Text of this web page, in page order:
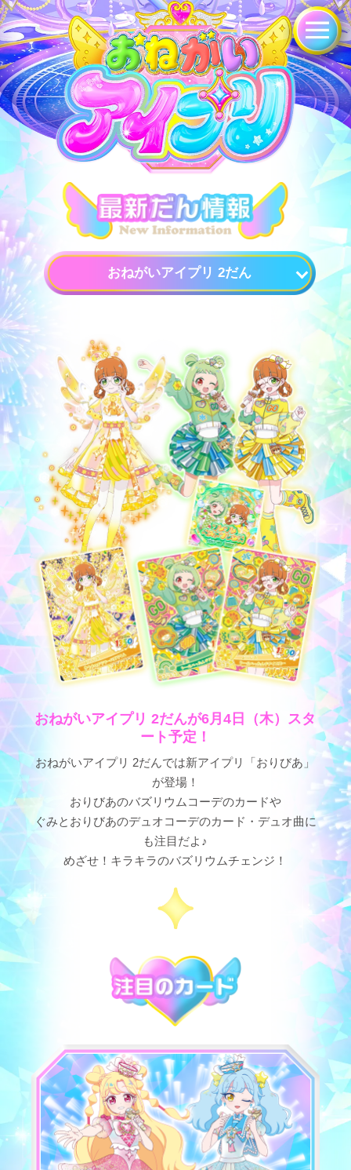
おねがいアイプリ 2だん
おねがいアイプリ 1だん
おねがいアイプリ 2だんが6月4日（木）スタ
ート予定！
おねがいアイプリ 2だんでは新アイプリ「おりびあ」
が登場！
おりびあのバズリウムコーデのカードや
ぐみとおりびあのデュオコーデのカード・デュオ曲に
も注目だよ♪
めざせ！キラキラのバズリウムチェンジ！